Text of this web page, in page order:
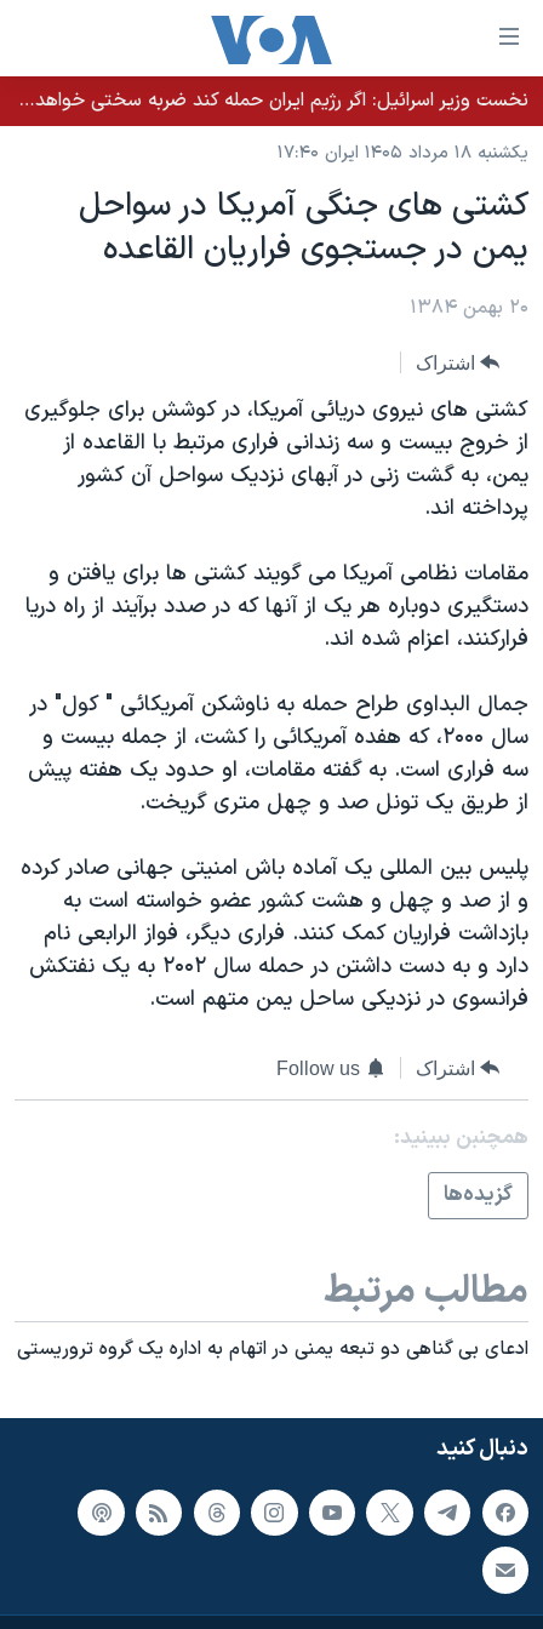
لینکهای
قابل
دسترسی
جهش
محتوای
اصلی
جهش
به
اصلی
جهش
به
جستجو
خانه
نسخه سبک وب‌سایت
موضوع ها
ایران
آمریکا
گزیده‌ها
ویژه برنامه‌ها
فرهنگ و زندگی
حقوق شهروندی
اقتصادی
علم و فناوری
اسرائیل در جنگ
گالری عکس
برنامه های تلویزیونی
جدول برنامه ها
صفحه‌های ویژه
عملیات خشم حماسی
۲۵۰سالگی آمریکا
مستندها
انتخابات ریاست جمهوری آمریکا ۲۰۲۴
حمله جمهوری اسلامی به اسرائیل
رمز مهسا
ورزش زنان در ایران
اعتراضات زن، زندگی، آزادی
تریبونال مردمی آبان ۹۸
دادگاه حمید نوری
چهل سال گروگان‌گیری
قانون شفافیت دارائی کادر رهبری ایران
نرگس محمدی برنده جایزه نوبل صلح
همایش محافظه‌کاران آمریکا «سی‌پک»
صفحه‌های ویژه
فرکانس‌های صدای آمریکا
پخش رادیویی
یادگیری زبان انگلیسی
دنبال کنید
زبانهای مختلف
نخست وزیر اسرائيل: اگر رژیم ایران حمله کند ضربه سختی خواهد خورد
یکشنبه ۱۸ مرداد ۱۴۰۵ ایران ۱۷:۴۰
کشتی های جنگی آمريکا در سواحل
يمن در جستجوی فراريان القاعده
۲۰ بهمن ۱۳۸۴
اشتراک
کشتی های نیروی دریائی آمریکا، در کوشش برای جلوگیری
از خروج بيست و سه زندانی فراری مرتبط با القاعده از
یمن، به گشت زنی در آبهای نزدیک سواحل آن کشور
پرداخته اند.
مقامات نظامی آمریکا می گويند کشتی ها برای یافتن و
دستگیری دوباره هر یک از آنها که در صدد برآيند از راه دریا
فرارکنند، اعزام شده اند.
جمال البداوی طراح حمله به ناوشکن آمریکائی " کول" در
سال ۲۰۰۰، که هفده آمریکائی را کشت، از جمله بيست و
سه فراری است. به گفته مقامات، او حدود یک هفته پیش
از طریق یک تونل صد و چهل متری گریخت.
پلیس بین المللی یک آماده باش امنیتی جهانی صادر کرده
و از صد و چهل و هشت کشور عضو خواسته است به
بازداشت فراریان کمک کنند. فراری دیگر، فواز الرابعی نام
دارد و به دست داشتن در حمله سال ۲۰۰۲ به یک نفتکش
فرانسوی در نزدیکی ساحل یمن متهم است.
اشتراک Follow us
همچنبن ببینید:
گزيده‌ها
مطالب مرتبط
ادعای بی گناهی دو تبعه يمنی در اتهام به اداره يک گروه تروريستی
دنبال کنید